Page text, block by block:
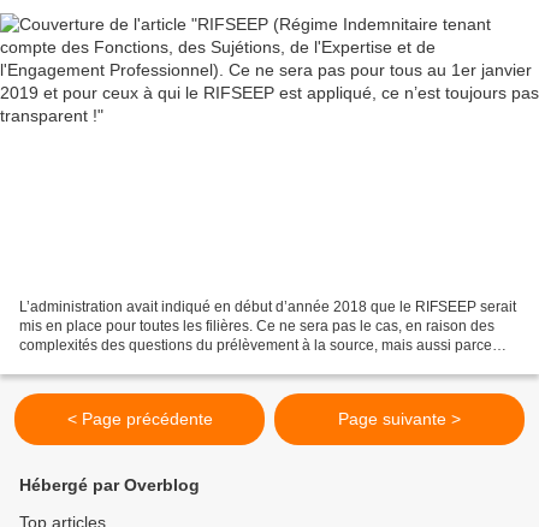
L’administration avait indiqué en début d’année 2018 que le RIFSEEP serait
mis en place pour toutes les filières. Ce ne sera pas le cas, en raison des
complexités des questions du prélèvement à la source, mais aussi parce
< Page précédente Page suivante >
Hébergé par Overblog
Top articles